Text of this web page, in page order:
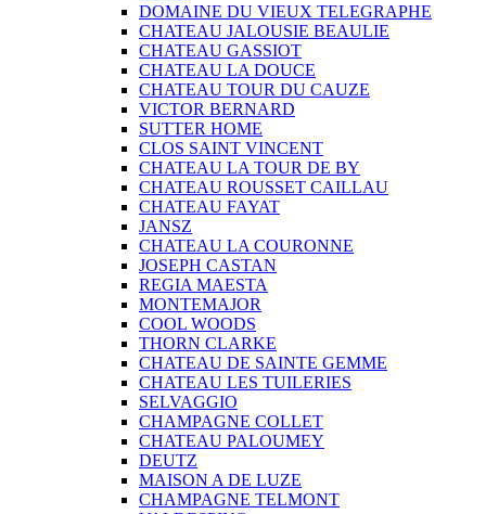
DOMAINE DU VIEUX TELEGRAPHE
CHATEAU JALOUSIE BEAULIE
CHATEAU GASSIOT
CHATEAU LA DOUCE
CHATEAU TOUR DU CAUZE
VICTOR BERNARD
SUTTER HOME
CLOS SAINT VINCENT
CHATEAU LA TOUR DE BY
CHATEAU ROUSSET CAILLAU
CHATEAU FAYAT
JANSZ
CHATEAU LA COURONNE
JOSEPH CASTAN
REGIA MAESTA
MONTEMAJOR
COOL WOODS
THORN CLARKE
CHATEAU DE SAINTE GEMME
CHATEAU LES TUILERIES
SELVAGGIO
CHAMPAGNE COLLET
CHATEAU PALOUMEY
DEUTZ
MAISON A DE LUZE
CHAMPAGNE TELMONT